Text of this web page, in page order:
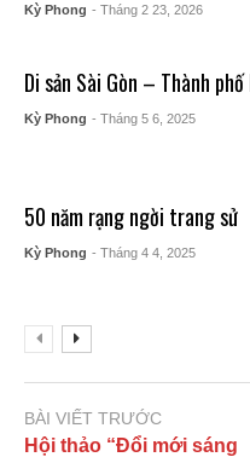
Kỳ Phong - Tháng 2 23, 2026
Di sản Sài Gòn – Thành
Kỳ Phong - Tháng 5 6, 2025
50 năm rạng ngời trang sử
Kỳ Phong - Tháng 4 4, 2025
BÀI VIẾT TRƯỚC
Hội thảo “Đổi mới sáng